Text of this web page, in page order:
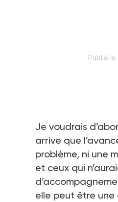
Publié le
Je voudrais
arrive que
problème, ni une
et ceux qui
elle peut être une